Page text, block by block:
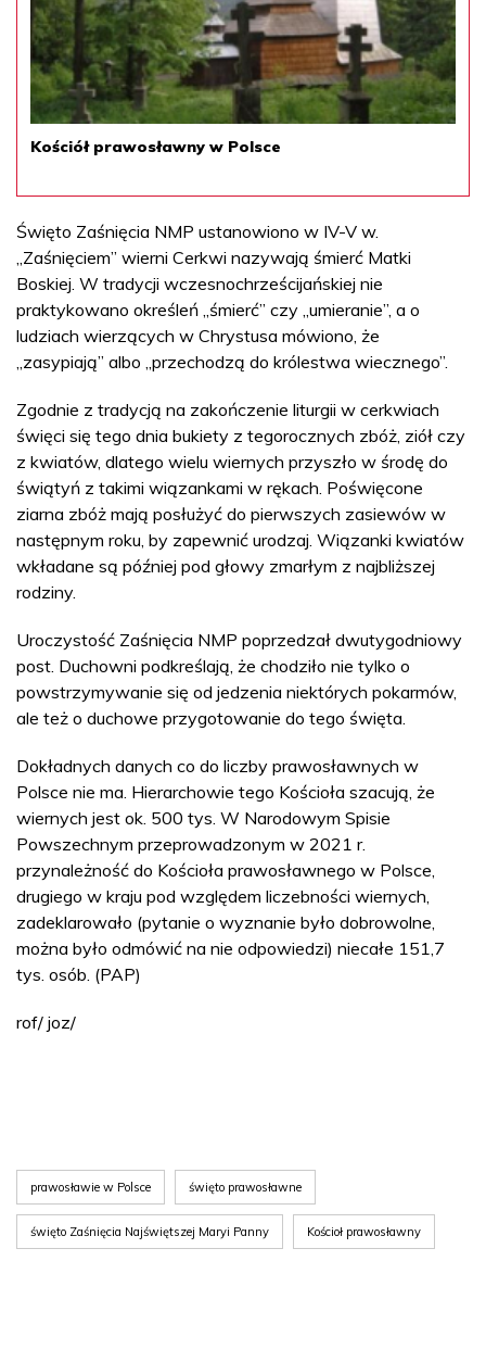
Kościół prawosławny w Polsce
Święto Zaśnięcia NMP ustanowiono w IV-V w.
„Zaśnięciem” wierni Cerkwi nazywają śmierć Matki
Boskiej. W tradycji wczesnochrześcijańskiej nie
praktykowano określeń „śmierć” czy „umieranie”, a o
ludziach wierzących w Chrystusa mówiono, że
„zasypiają” albo „przechodzą do królestwa wiecznego”.
Zgodnie z tradycją na zakończenie liturgii w cerkwiach
święci się tego dnia bukiety z tegorocznych zbóż, ziół czy
z kwiatów, dlatego wielu wiernych przyszło w środę do
świątyń z takimi wiązankami w rękach. Poświęcone
ziarna zbóż mają posłużyć do pierwszych zasiewów w
następnym roku, by zapewnić urodzaj. Wiązanki kwiatów
wkładane są później pod głowy zmarłym z najbliższej
rodziny.
Uroczystość Zaśnięcia NMP poprzedzał dwutygodniowy
post. Duchowni podkreślają, że chodziło nie tylko o
powstrzymywanie się od jedzenia niektórych pokarmów,
ale też o duchowe przygotowanie do tego święta.
Dokładnych danych co do liczby prawosławnych w
Polsce nie ma. Hierarchowie tego Kościoła szacują, że
wiernych jest ok. 500 tys. W Narodowym Spisie
Powszechnym przeprowadzonym w 2021 r.
przynależność do Kościoła prawosławnego w Polsce,
drugiego w kraju pod względem liczebności wiernych,
zadeklarowało (pytanie o wyznanie było dobrowolne,
można było odmówić na nie odpowiedzi) niecałe 151,7
tys. osób. (PAP)
rof/ joz/
prawosławie w Polsce święto prawosławne
święto Zaśnięcia Najświętszej Maryi Panny Kościoł prawosławny